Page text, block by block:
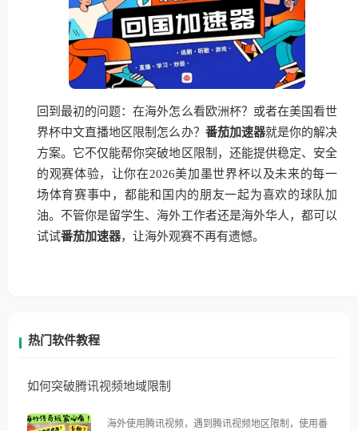
回到最初的问题：在海外怎么看欧洲杯？或者在美国看世
界杯中文直播地区限制怎么办？ 番茄加速器就是你的解决
方案。它不仅能帮你突破地区限制，还能提供稳定、安全
的观赛体验，让你在2026美加墨世界杯以及未来的每一
场体育赛事中，都能和国内的朋友一起为喜欢的球队加
油。不管你是留学生、海外工作者还是海外华人，都可以
试试番茄加速器，让海外观赛不再有遗憾。
热门软件教程
如何突破腾讯视频地域限制
海外使用腾讯视频，遇到腾讯视频地区限制，使用番